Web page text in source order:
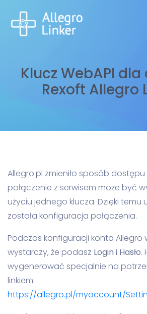
Klucz WebAPI
Rexoft Allegro
Allegro.pl zmieniło sposób dostępu
połączenie z serwisem może być
użyciu jednego klucza. Dzięki temu
została konfiguracja połączenia.
Podczas konfiguracji konta Allegro
wystarczy, że podasz Login i Hasło.
wygenerować specjalnie na
linkiem:
https://allegro.pl/myaccount/